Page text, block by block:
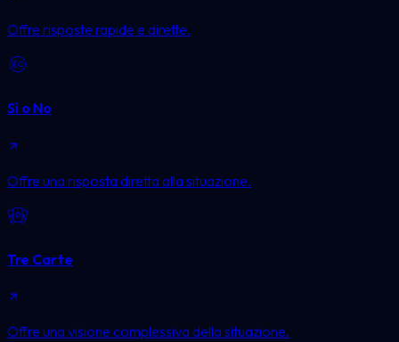
Offre risposte rapide e dirette.
Sì o No
Offre una risposta diretta alla situazione.
Tre Carte
Offre una visione complessiva della situazione.